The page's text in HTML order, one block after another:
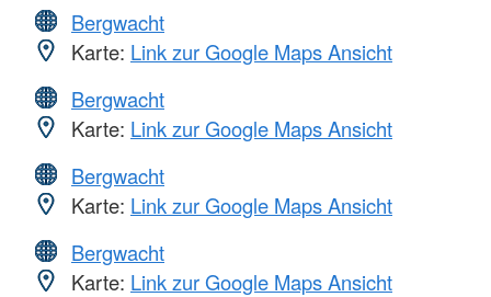
Bergwacht
Karte: Link zur Google Maps Ansicht
Bergwacht
Karte: Link zur Google Maps Ansicht
Bergwacht
Karte: Link zur Google Maps Ansicht
Bergwacht
Karte: Link zur Google Maps Ansicht